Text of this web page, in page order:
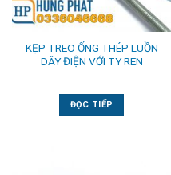
KẸP TREO ỐNG THÉP LUỒN
DÂY ĐIỆN VỚI TY REN
ĐỌC TIẾP